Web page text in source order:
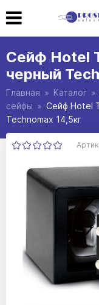
Сейф Hotel
черный
Главная Каталог
сейфы
Сейф Hotel
Technomax 14,5кг